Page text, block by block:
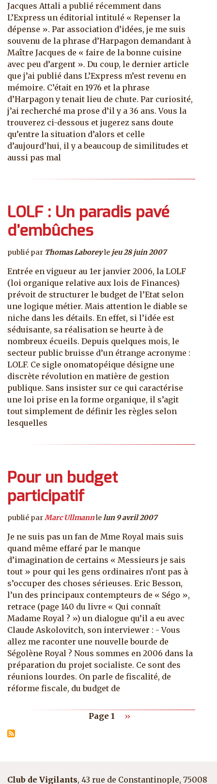
Jacques Attali a publié récemment dans
L’Express un éditorial intitulé « Repenser la
dépense ». Par association d’idées, je me suis
souvenu de la phrase d’Harpagon demandant à
Maître Jacques de « faire de la bonne cuisine
avec peu d’argent ». Du coup, le dernier article
que j’ai publié dans L’Express m’est revenu en
mémoire. C’était en 1976 et la phrase
d’Harpagon y tenait lieu de chute. Par curiosité,
j’ai recherché ma prose d’il y a 36 ans. Vous la
trouverez ci-dessous et jugerez sans doute
qu’entre la situation d’alors et celle
d’aujourd’hui, il y a beaucoup de similitudes et
aussi pas mal
LOLF : Un paradis pavé
d’embûches
publié par Thomas Laboreyle jeu 28 juin 2007
Entrée en vigueur au 1er janvier 2006, la LOLF
(loi organique relative aux lois de Finances)
prévoit de structurer le budget de l’Etat selon
une logique métier. Mais attention le diable se
niche dans les détails. En effet, si l’idée est
séduisante, sa réalisation se heurte à de
nombreux écueils. Depuis quelques mois, le
secteur public bruisse d’un étrange acronyme :
LOLF. Ce sigle onomatopéique désigne une
discrète révolution en matière de gestion
publique. Sans insister sur ce qui caractérise
une loi prise en la forme organique, il s’agit
tout simplement de définir les règles selon
lesquelles
Pour un budget
participatif
publié par Marc Ullmannle lun 9 avril 2007
Je ne suis pas un fan de Mme Royal mais suis
quand même effaré par le manque
d’imagination de certains « Messieurs je sais
tout » pour qui les gens ordinaires n’ont pas à
s’occuper des choses sérieuses. Eric Besson,
l’un des principaux contempteurs de « Ségo »,
retrace (page 140 du livre « Qui connaît
Madame Royal ? ») un dialogue qu’il a eu avec
Claude Askolovitch, son interviewer : - Vous
allez me raconter une nouvelle bourde de
Ségolène Royal ? Nous sommes en 2006 dans la
préparation du projet socialiste. Ce sont des
réunions lourdes. On parle de fiscalité, de
réforme fiscale, du budget de
Page 1 Page suivante
››
Club de Vigilants, 43 rue de Constantinople, 75008